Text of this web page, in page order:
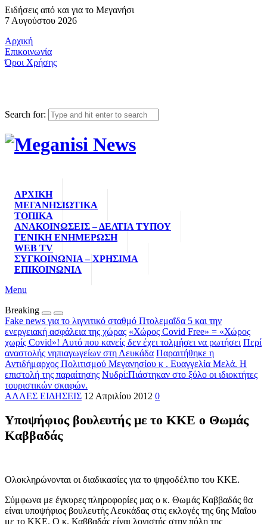
Ειδήσεις από και για το Μεγανήσι
7 Αυγούστου 2026
Αρχική
Επικοινωνία
Όροι Χρήσης
Search for:
ΑΡΧΙΚΗ
ΜΕΓΑΝΗΣΙΩΤΙΚΑ
ΤΟΠΙΚΑ
ΑΝΑΚΟΙΝΩΣΕΙΣ – ΔΕΛΤΙΑ ΤΥΠΟΥ
ΓΕΝΙΚΗ ΕΝΗΜΕΡΩΣΗ
WEB TV
ΣΥΓΚΟΙΝΩΝΙΑ – ΧΡΗΣΙΜΑ
ΕΠΙΚΟΙΝΩΝΙΑ
Menu
Breaking
Fake news για το λιγνιτικό σταθμό Πτολεμαΐδα 5 και την
ενεργειακή ασφάλεια της χώρας «Χώρος Covid Free» = «Χώρος
χωρίς Covid»! Αυτό που κανείς δεν έχει τολμήσει να ρωτήσει Περί
αναστολής νηπιαγωγείων στη Λευκάδα Παραιτήθηκε η
Αντιδήμαρχος Πολιτισμού Μεγανησίου κ . Ευαγγελία Μελά. Η
επιστολή της παραίτησης Νυδρί:Πιάστηκαν στο ξύλο οι ιδιοκτήτες
τουριστικών σκαφών.
ΑΛΛΕΣ ΕΙΔΗΣΕΙΣ 12 Απριλίου 2012 0
Υποψήφιος βουλευτής με το ΚΚΕ ο Θωμάς
Καββαδάς
Ολοκληρώνονται οι διαδικασίες για το ψηφοδέλτιο του ΚΚΕ.
Σύμφωνα με έγκυρες πληροφορίες μας ο κ. Θωμάς Καββαδάς θα
είναι υποψήφιος βουλευτής Λευκάδας στις εκλογές της 6ης Μαΐου
με το ΚΚΕ. Ο κ. Καββαδάς είναι λογιστής στην πόλη της